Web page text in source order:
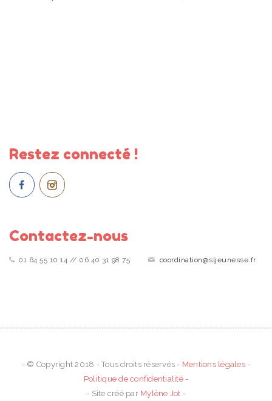
Restez connecté !
Contactez-nous
01 64 55 10 14 // 06 40 31 98 75 coordination@sljeunesse.fr
- © Copyright 2018 - Tous droits réservés - Mentions légales-
Politique de confidentialité-
- Site créé par Mylène Jot -